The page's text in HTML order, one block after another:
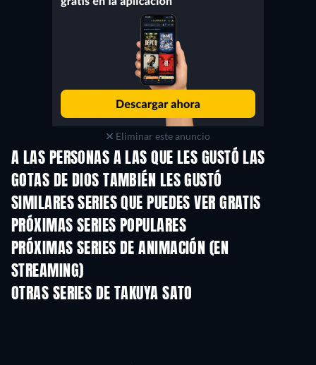
Eliminar este anuncio
A LAS PERSONAS A LAS QUE LES GUSTÓ LAS
GOTAS DE DIOS TAMBIÉN LES GUSTÓ
TV
SIMILARES SERIES QUE PUEDES VER GRATIS
TV TV
PRÓXIMAS SERIES POPULARES
TV
PRÓXIMAS SERIES DE ANIMACIÓN (EN
STREAMING)Temporada 1
OTRAS SERIES DE TAKUYA SATO